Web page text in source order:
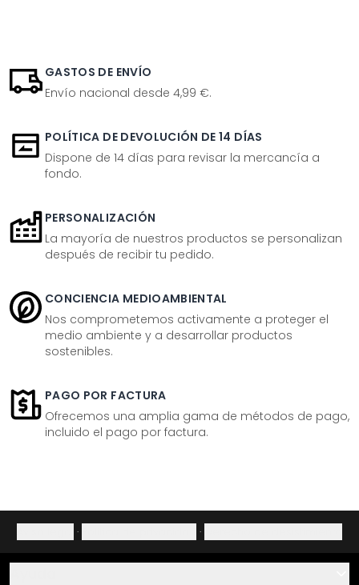
GASTOS DE ENVÍO
Envío nacional desde 4,99 €.
POLÍTICA DE DEVOLUCIÓN DE 14 DÍAS
Dispone de 14 días para revisar la mercancía a
fondo.
PERSONALIZACIÓN
La mayoría de nuestros productos se personalizan
después de recibir tu pedido.
CONCIENCIA MEDIOAMBIENTAL
Nos comprometemos activamente a proteger el
medio ambiente y a desarrollar productos
sostenibles.
PAGO POR FACTURA
Ofrecemos una amplia gama de métodos de pago,
incluido el pago por factura.
· ·